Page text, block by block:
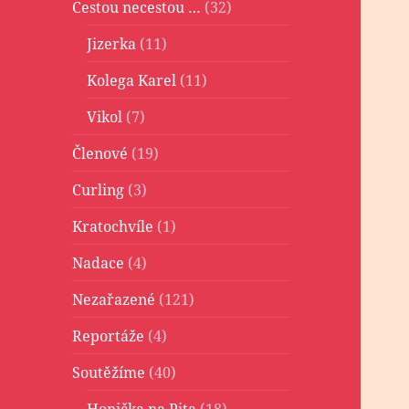
Cestou necestou … (32)
Jizerka (11)
Kolega Karel (11)
Vikol (7)
Členové (19)
Curling (3)
Kratochvíle (1)
Nadace (4)
Nezařazené (121)
Reportáže (4)
Soutěžíme (40)